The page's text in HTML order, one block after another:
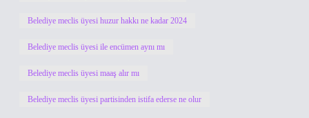
Belediye meclis üyesi huzur hakkı ne kadar 2024
Belediye meclis üyesi ile encümen aynı mı
Belediye meclis üyesi maaş alır mı
Belediye meclis üyesi partisinden istifa ederse ne olur